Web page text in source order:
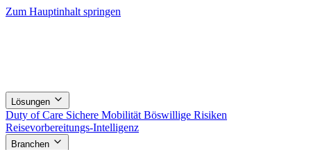
Zum Hauptinhalt springen
Lösungen
Duty of Care Sichere Mobilität Böswillige Risiken
Reisevorbereitungs-Intelligenz
Branchen